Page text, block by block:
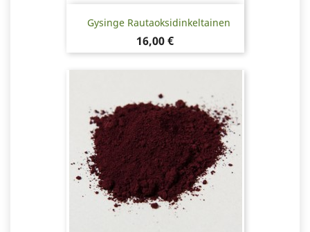
Gysinge Rautaoksidinkeltainen
Hinta
16,00 €